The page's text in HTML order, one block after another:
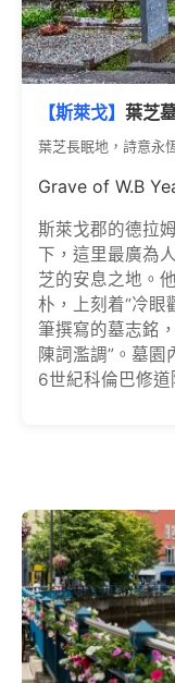
【斯萊戈】 葉芝
葉芝長眠地，詩意永
Grave of W.B
斯萊戈郡的德拉
下，這里最廣為
芝的安息之地。
朴，上刻着“冷眼
筆撰寫的墓志銘
陳詞濫調”。墓
6世紀科倫巴修道